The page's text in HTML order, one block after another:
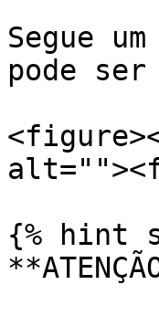
Segue
pode
{% hint